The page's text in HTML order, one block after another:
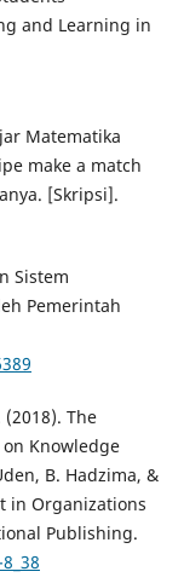
and Learning in
Matematika
make a match
[Skripsi].
Sistem
Pemerintah
The
Knowledge
B. Hadzima, &
in Organizations
Publishing.